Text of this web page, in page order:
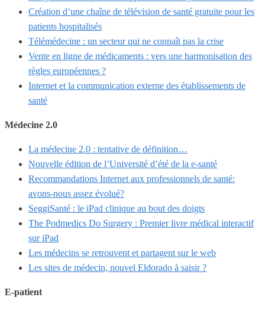
Création d’une chaîne de télévision de santé gratuite pour les
patients hospitalisés
Télémédecine : un secteur qui ne connaît pas la crise
Vente en ligne de médicaments : vers une harmonisation des
règles européennes ?
Internet et la communication externe des établissements de
santé
Médecine 2.0
La médecine 2.0 : tentative de définition…
Nouvelle édition de l’Université d’été de la e-santé
Recommandations Internet aux professionnels de santé:
avons-nous assez évolué?
SeggiSanté : le iPad clinique au bout des doigts
The Podmedics Do Surgery : Premier livre médical interactif
sur iPad
Les médecins se retrouvent et partagent sur le web
Les sites de médecin, nouvel Eldorado à saisir ?
E-patient